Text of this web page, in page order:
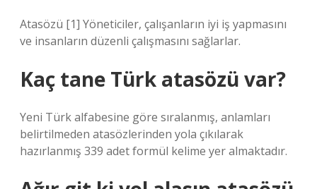
Atasözü [1] Yöneticiler, çalışanların iyi iş yapmasını
ve insanların düzenli çalışmasını sağlarlar.
Kaç tane Türk atasözü var?
Yeni Türk alfabesine göre sıralanmış, anlamları
belirtilmeden atasözlerinden yola çıkılarak
hazırlanmış 339 adet formül kelime yer almaktadır.